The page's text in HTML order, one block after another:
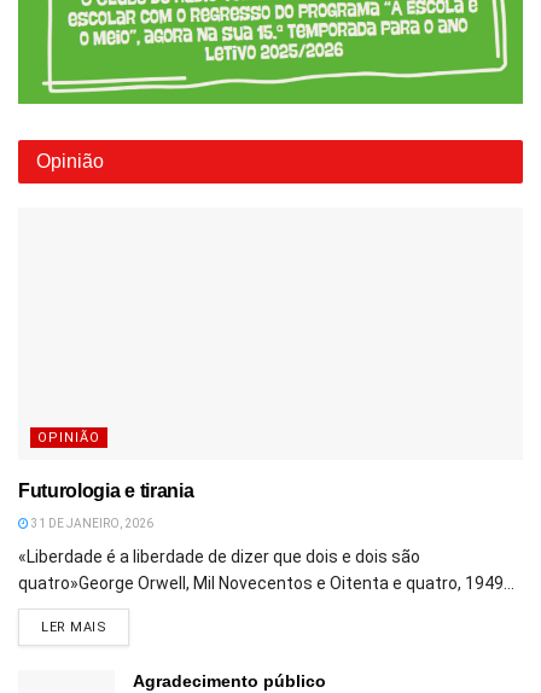
Opinião
OPINIÃO
Futurologia e tirania
31 DE JANEIRO, 2026
«Liberdade é a liberdade de dizer que dois e dois são
quatro»George Orwell, Mil Novecentos e Oitenta e quatro, 1949...
LER MAIS
Agradecimento público